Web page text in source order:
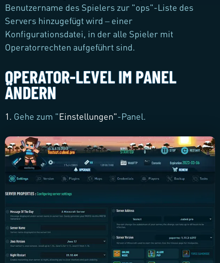
Benutzername des Spielers zur "ops"-Liste des
Servers hinzugefügt wird – einer
Konfigurationsdatei, in der alle Spieler mit
Operatorrechten aufgeführt sind.
OPERATOR-LEVEL IM PANEL
ÄNDERN
1. Gehe zum "Einstellungen"-Panel.